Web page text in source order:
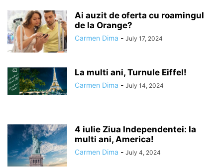
Ai auzit de oferta cu roamingul
de la Orange?
Carmen Dima - July 17, 2024
La multi ani, Turnule Eiffel!
Carmen Dima - July 14, 2024
4 iulie Ziua Independentei: la
multi ani, America!
Carmen Dima - July 4, 2024